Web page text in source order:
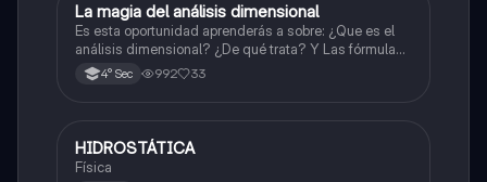
Física
La magia del análisis dimensional
Es esta oportunidad aprenderás a sobre: ¿Que es el
análisis dimensional? ¿De qué trata? Y Las fórmulas
de las magnitudes fundamentales y derivadas.
4° Sec 992 33
Física
HIDROSTÁTICA
Física